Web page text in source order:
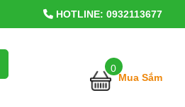
HOTLINE: 0932113677
0
Mua Sắm